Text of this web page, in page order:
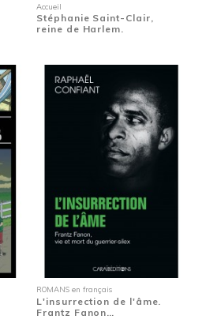
Accueil
Stéphanie Saint-Clair,
reine de Harlem.
ROMANS en français
L'insurrection de l'âme.
Frantz Fanon…